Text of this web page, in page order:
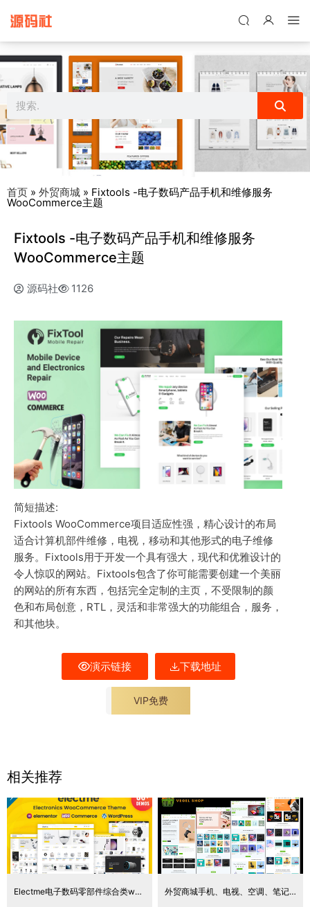
首页 » 外贸商城 » Fixtools -电子数码产品手机和维修服务
WooCommerce主题
Fixtools -电子数码产品手机和维修服务
WooCommerce主题
源码社 1126
简短描述:
Fixtools WooCommerce项目适应性强，精心设计的布局
适合计算机部件维修，电视，移动和其他形式的电子维修
服务。Fixtools用于开发一个具有强大，现代和优雅设计的
令人惊叹的网站。Fixtools包含了你可能需要创建一个美丽
的网站的所有东西，包括完全定制的主页，不受限制的颜
色和布局创意，RTL，灵活和非常强大的功能组合，服务，
和其他块。
演示链接 下载地址
VIP免费
相关推荐
Electme电子数码零部件综合类wordpress主题商城外贸跨境电商源码 外贸商城手机、电视、空调、笔记本电脑、家用电器小工具电子商店 Elementor WooCommerce 主题